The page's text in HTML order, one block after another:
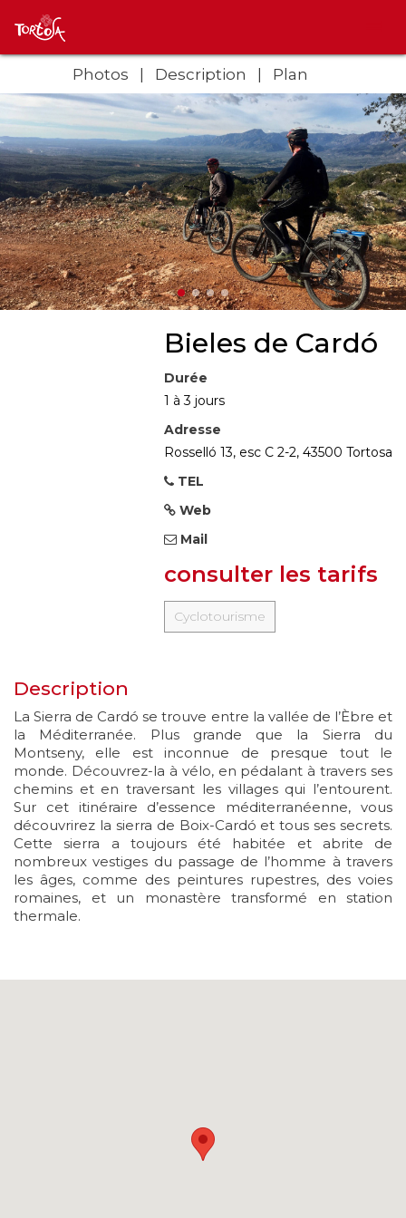
Photos Description Plan
Bieles de Cardó
Durée
1 à 3 jours
Adresse
Rosselló 13, esc C 2-2, 43500 Tortosa
TEL
Web
Mail
consulter les tarifs
Cyclotourisme
Description
La Sierra de Cardó se trouve entre la vallée de l’Èbre et
la Méditerranée. Plus grande que la Sierra du
Montseny, elle est inconnue de presque tout le
monde. Découvrez-la à vélo, en pédalant à travers ses
chemins et en traversant les villages qui l’entourent.
Sur cet itinéraire d’essence méditerranéenne, vous
découvrirez la sierra de Boix-Cardó et tous ses secrets.
Cette sierra a toujours été habitée et abrite de
nombreux vestiges du passage de l’homme à travers
les âges, comme des peintures rupestres, des voies
romaines, et un monastère transformé en station
thermale.